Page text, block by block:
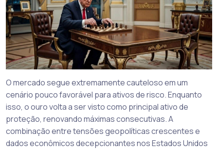
O mercado segue extremamente cauteloso em um
cenário pouco favorável para ativos de risco. Enquanto
isso, o ouro volta a ser visto como principal ativo de
proteção, renovando máximas consecutivas. A
combinação entre tensões geopolíticas crescentes e
dados econômicos decepcionantes nos Estados Unidos